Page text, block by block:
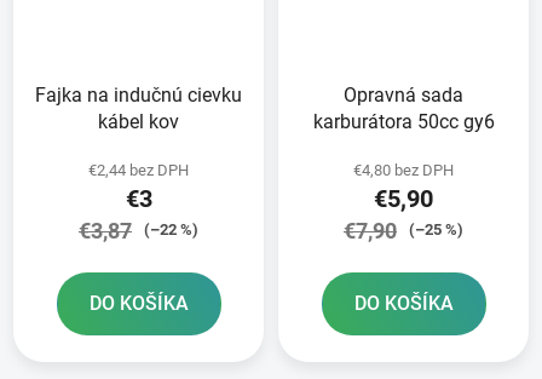
Fajka na indučnú cievku
kábel kov
€2,44 bez DPH
€3
€3,87 (–22 %)
DO KOŠÍKA
Opravná sada
karburátora 50cc gy6
€4,80 bez DPH
€5,90
€7,90 (–25 %)
DO KOŠÍKA